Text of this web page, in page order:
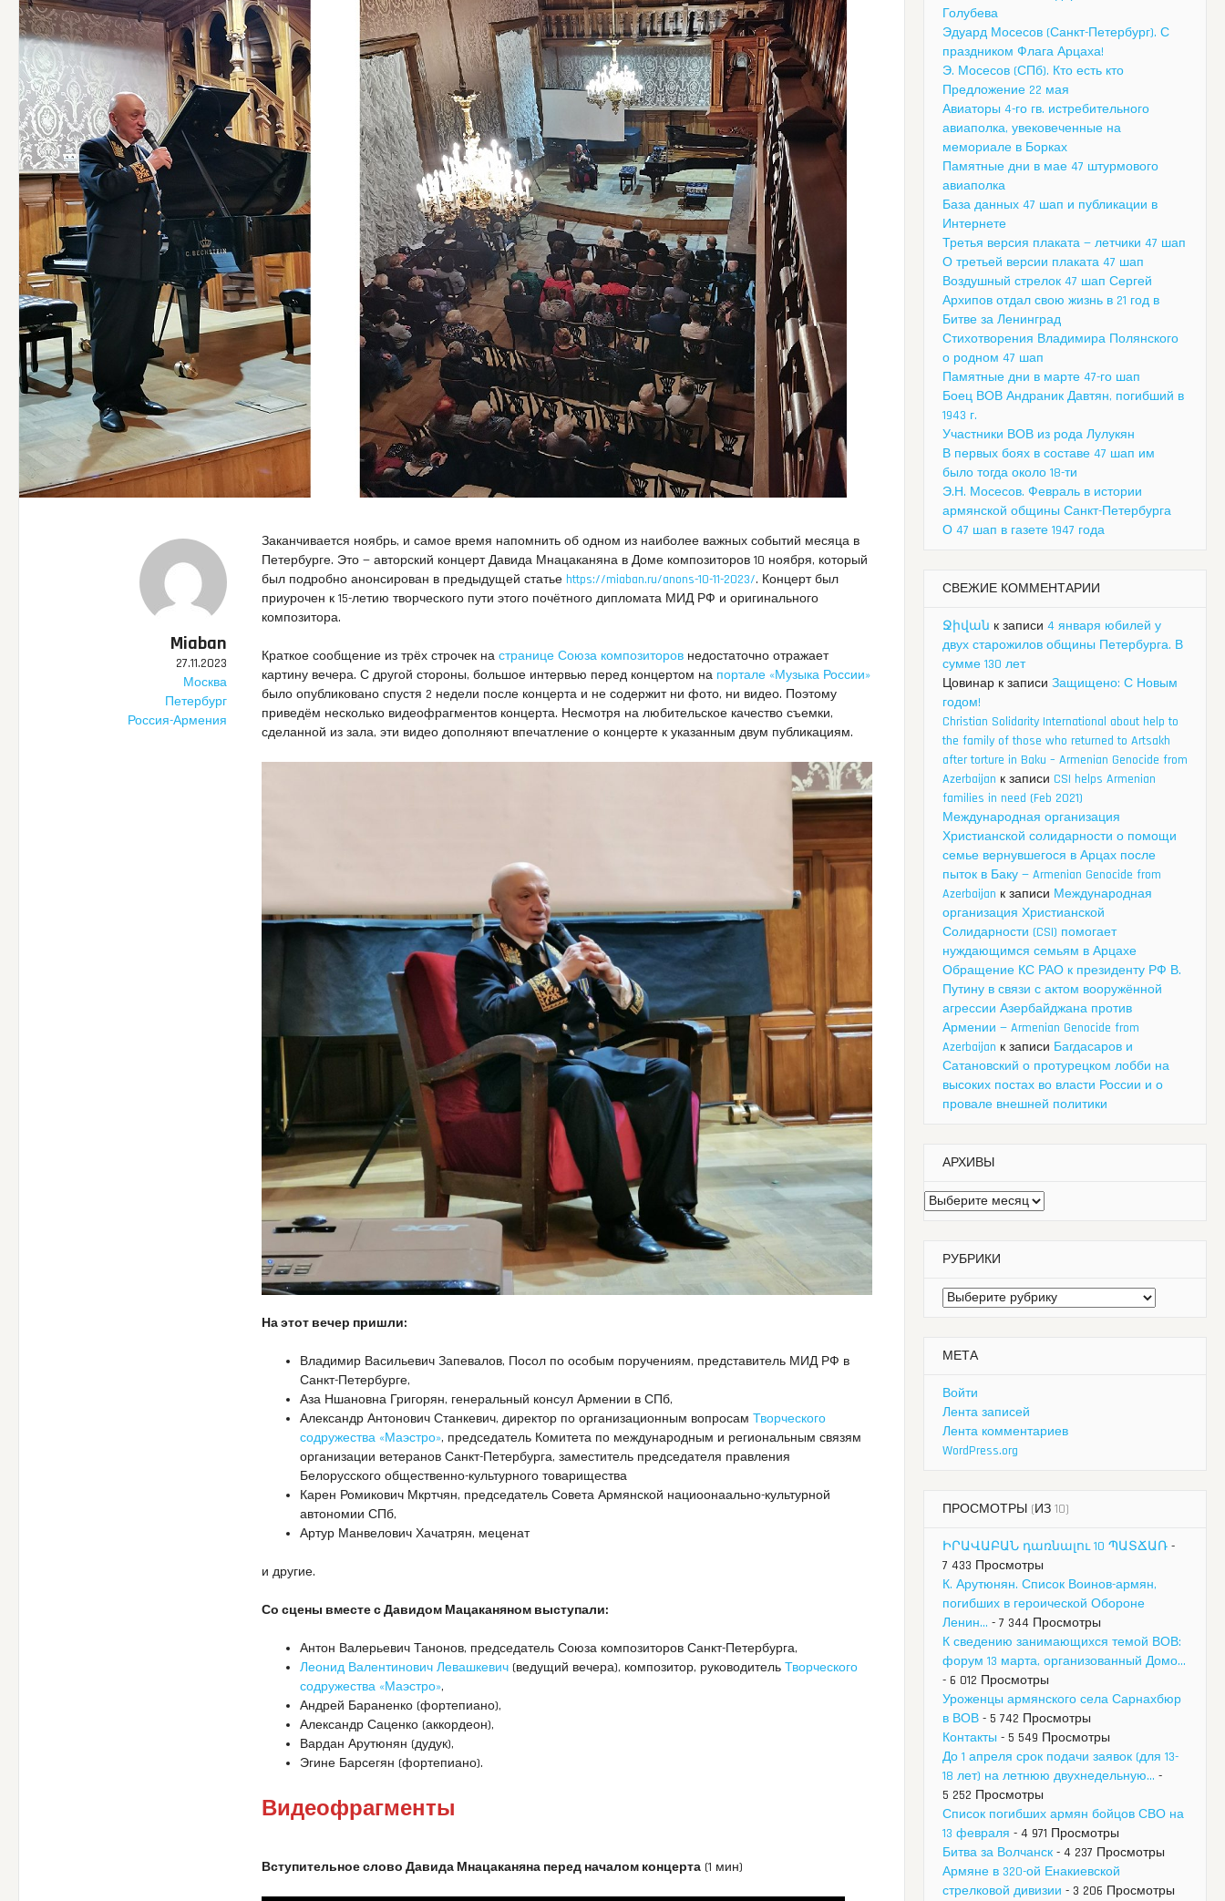
Miaban
27.11.2023
Москва
Петербург
Россия-Армения
Заканчивается ноябрь, и самое время напомнить об одном из наиболее важных событий месяца в
Петербурге. Это — авторский концерт Давида Мнацаканяна в Доме композиторов 10 ноября, который
был подробно анонсирован в предыдущей статье https://miaban.ru/anons-10-11-2023/. Концерт был
приурочен к 15-летию творческого пути этого почётного дипломата МИД РФ и оригинального
композитора.
Краткое сообщение из трёх строчек настранице Союза композиторов недостаточно отражает
картину вечера. С другой стороны, большое интервью перед концертом на портале «Музыка России»
было опубликовано спустя 2 недели после концерта и не содержит ни фото, ни видео. Поэтому
приведём несколько видеофрагментов концерта. Несмотря на любительское качество съемки,
сделанной из зала, эти видео дополняют впечатление о концерте к указанным двум публикациям.
На этот вечер пришли:
Владимир Васильевич Запевалов, Посол по особым поручениям, представитель МИД РФ в
Санкт-Петербурге,
Аза Ншановна Григорян, генеральный консул Армении в СПб,
Александр Антонович Станкевич, директор по организационным вопросамТворческого
содружества «Маэстро», председатель Комитета по международным и региональным связям
организации ветеранов Санкт-Петербурга, заместитель председателя правления
Белорусского общественно-культурного товарищества
Карен Ромикович Мкртчян, председатель Совета Армянской нациоонаально-культурной
автономии СПб,
Артур Манвелович Хачатрян, меценат
и другие.
Со сцены вместе с Давидом Мацаканяном выступали:
Антон Валерьевич Танонов, председатель Союза композиторов Санкт-Петербурга,
Леонид Валентинович Левашкевич (ведущий вечера), композитор, руководительТворческого
содружества «Маэстро»,
Андрей Бараненко (фортепиано),
Александр Саценко (аккордеон),
Вардан Арутюнян (дудук),
Эгине Барсегян (фортепиано).
Видеофрагменты
Вступительное слово Давида Мнацаканяна перед началом концерта (1 мин)
Голубева
Эдуард Мосесов (Санкт-Петербург). С
праздником Флага Арцаха!
Э. Мосесов (СПб). Кто есть кто
Предложение 22 мая
Авиаторы 4-го гв. истребительного
авиаполка, увековеченные на
мемориале в Борках
Памятные дни в мае 47 штурмового
авиаполка
База данных 47 шап и публикации в
Интернете
Третья версия плаката — летчики 47 шап
О третьей версии плаката 47 шап
Воздушный стрелок 47 шап Сергей
Архипов отдал свою жизнь в 21 год в
Битве за Ленинград
Стихотворения Владимира Полянского
о родном 47 шап
Памятные дни в марте 47-го шап
Боец ВОВ Андраник Давтян, погибший в
1943 г.
Участники ВОВ из рода Лулукян
В первых боях в составе 47 шап им
было тогда около 18-ти
Э.Н. Мосесов. Февраль в истории
армянской общины Санкт-Петербурга
О 47 шап в газете 1947 года
СВЕЖИЕ КОММЕНТАРИИ
Ջիվան к записи 4 января юбилей у
двух старожилов общины Петербурга. В
сумме 130 лет
Цовинар к записи Защищено: С Новым
годом!
Christian Solidarity International about help to
the family of those who returned to Artsakh
after torture in Baku – Armenian Genocide from
Azerbaijan к записи CSI helps Armenian
families in need (Feb 2021)
Международная организация
Христианской солидарности о помощи
семье вернувшегося в Арцах после
пыток в Баку — Armenian Genocide from
Azerbaijan к записи Международная
организация Христианской
Солидарности (CSI) помогает
нуждающимся семьям в Арцахе
Обращение КС РАО к президенту РФ В.
Путину в связи с актом вооружённой
агрессии Азербайджана против
Армении — Armenian Genocide from
Azerbaijan к записи Багдасаров и
Сатановский о протурецком лобби на
высоких постах во власти России и о
провале внешней политики
АРХИВЫ
Архивы
РУБРИКИ
Рубрики
МЕТА
Войти
Лента записей
Лента комментариев
WordPress.org
ПРОСМОТРЫ (ИЗ 10)
ԻՐԱՎԱԲԱՆ դառնալու 10 ՊԱՏՃԱՌ -
7 433 Просмотры
К. Арутюнян. Список Воинов-армян,
погибших в героической Обороне
Ленин... - 7 344 Просмотры
К сведению занимающихся темой ВОВ:
форум 13 марта, организованный Домо...
- 6 012 Просмотры
Уроженцы армянского села Сарнахбюр
в ВОВ - 5 742 Просмотры
Контакты - 5 549 Просмотры
До 1 апреля срок подачи заявок (для 13-
18 лет) на летнюю двухнедельную... -
5 252 Просмотры
Список погибших армян бойцов СВО на
13 февраля - 4 971 Просмотры
Битва за Волчанск - 4 237 Просмотры
Армяне в 320-ой Енакиевской
стрелковой дивизии - 3 206 Просмотры